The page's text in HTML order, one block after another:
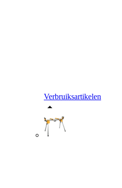
Verbruiksartikelen